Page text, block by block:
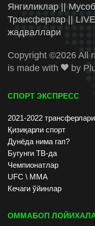
Янгиликлар ||
Трансферлар ||
жадваллари
Copyright ©2026 All
is made with
by
СПОРТ ЭКСПРЕСС
2021-2022 трансферлари
Қизиқарли спорт
Дунёда нима гап?
Бугунги ТВ-да
Чемпионатлар
UFC \ ММА
Кечаги ўйинлар
ОММАБОП